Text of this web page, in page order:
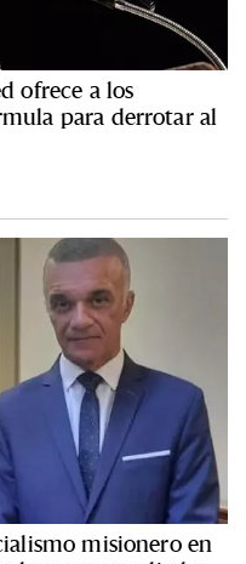
ofrece a los
para derrotar al
misionero en